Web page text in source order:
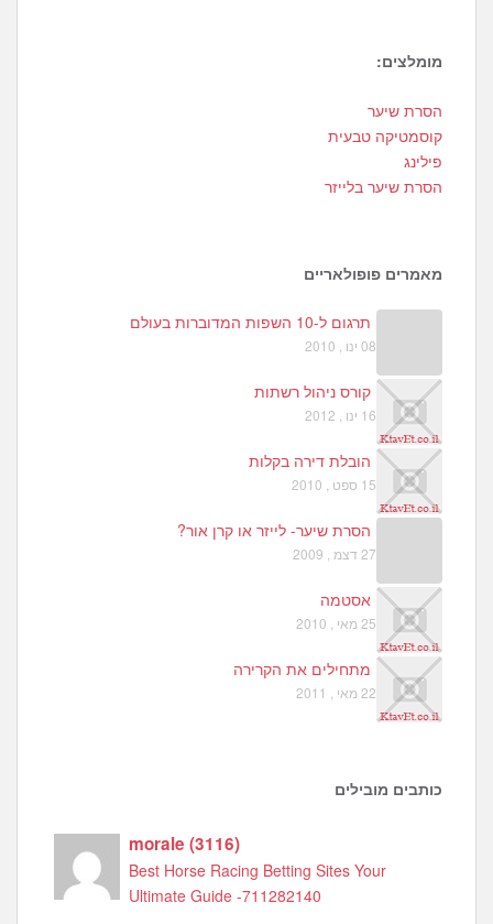
מומלצים:
1
3
הסרת שיער
קוסמטיקה טבעית
פילינג
הסרת שיער בלייזר
מאמרים פופולאריים
תרגום ל-10 השפות המדוברות בעולם
08 ינו , 2010
קורס ניהול רשתות
16 ינו , 2012
הובלת דירה בקלות
15 ספט , 2010
הסרת שיער- לייזר או קרן אור?
27 דצמ , 2009
אסטמה
25 מאי , 2010
מתחילים את הקרירה
22 מאי , 2011
כותבים מובילים
morale(3116)
Best Horse Racing Betting Sites Your
Ultimate Guide -711282140